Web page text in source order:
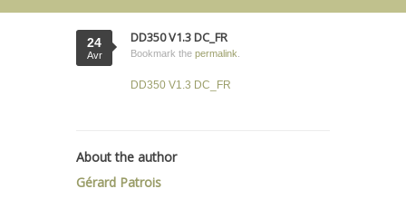
24
Avr
DD350 V1.3 DC_FR
Bookmark the permalink
DD350 V1.3 DC_FR
About the author
Gérard Patrois